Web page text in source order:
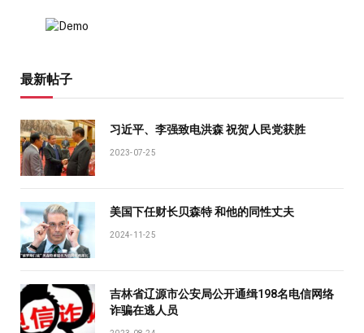
最新帖子
习近平、李强致电洪森 祝贺人民党获胜
2023-07-25
美国下任财长贝森特 和他的同性丈夫
2024-11-25
吉林省辽源市公安局公开通缉198名电信网络
诈骗在逃人员